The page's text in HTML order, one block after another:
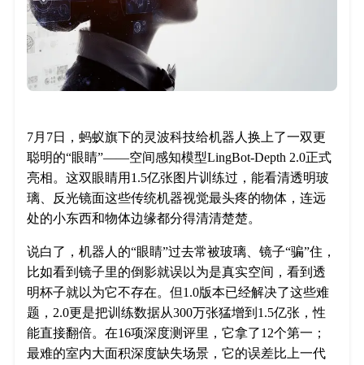
7月7日，蚂蚁旗下的灵波科技给机器人换上了一双更
聪明的“眼睛”——空间感知模型LingBot-Depth 2.0正式
亮相。这双眼睛用1.5亿张图片训练过，能看清透明玻
璃、反光镜面这些传统机器视觉最头疼的物体，连远
处的小东西和物体边缘都分得清清楚楚。
说白了，机器人的“眼睛”过去常被玻璃、镜子“骗”住，
比如看到镜子里的倒影就误以为是真实空间，看到透
明杯子就以为它不存在。但1.0版本已经解决了这些难
题，2.0更是把训练数据从300万张猛增到1.5亿张，性
能直接翻倍。在16项深度测评里，它拿了12个第一；
最难的室内大面积深度缺失场景，它的误差比上一代